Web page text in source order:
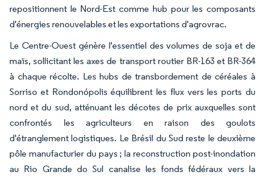
repositionnent le Nord-Est comme hub pour les composants
d'énergies renouvelables et les exportations d'agrovrac.
Le Centre-Ouest génère l'essentiel des volumes de soja et de
maïs, sollicitant les axes de transport routier BR-163 et BR-364
à chaque récolte. Les hubs de transbordement de céréales à
Sorriso et Rondonópolis équilibrent les flux vers les ports du
nord et du sud, atténuant les décotes de prix auxquelles sont
confrontés les agriculteurs en raison des goulots
d'étranglement logistiques. Le Brésil du Sud reste le deuxième
pôle manufacturier du pays ; la reconstruction post-inondation
au Rio Grande do Sul canalise les fonds fédéraux vers la